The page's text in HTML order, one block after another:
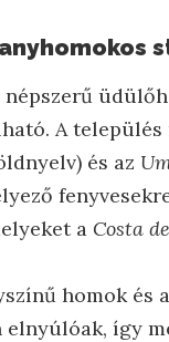
A
és az
a Costa
homok és
így